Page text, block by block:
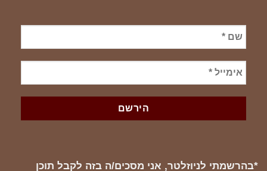
*בהרשמתי לניוזלטר, אני מסכים/ה בזה לקבל תוכן